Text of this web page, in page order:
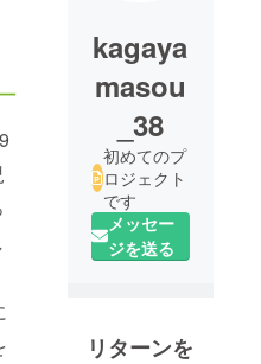
kagaya
masou
_38
初めてのプ
ロジェクト
です
メッセー
ジを送る
リターンを